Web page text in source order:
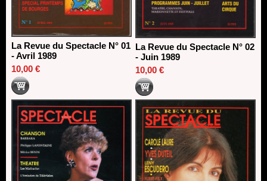
La Revue du Spectacle N° 01
- Avril 1989
10,00 €
La Revue du Spectacle N° 02
- Juin 1989
10,00 €